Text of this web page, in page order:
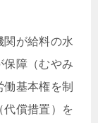
関が給料の水
保障（むやみ
基本権を制
代償措置）を